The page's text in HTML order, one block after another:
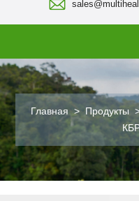
Главная > Продукты